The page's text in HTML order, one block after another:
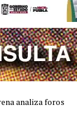
analiza foros